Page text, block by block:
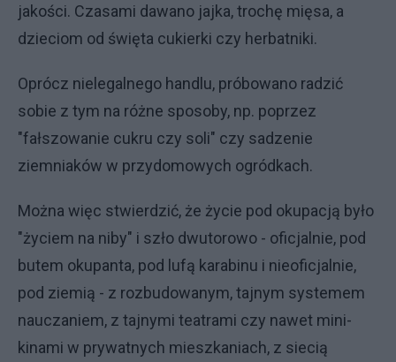
jakości. Czasami dawano jajka, trochę mięsa, a
dzieciom od święta cukierki czy herbatniki.
Oprócz nielegalnego handlu, próbowano radzić
sobie z tym na różne sposoby, np. poprzez
"fałszowanie cukru czy soli" czy sadzenie
ziemniaków w przydomowych ogródkach.
Można więc stwierdzić, że życie pod okupacją było
"życiem na niby" i szło dwutorowo - oficjalnie, pod
butem okupanta, pod lufą karabinu i nieoficjalnie,
pod ziemią - z rozbudowanym, tajnym systemem
nauczaniem, z tajnymi teatrami czy nawet mini-
kinami w prywatnych mieszkaniach, z siecią